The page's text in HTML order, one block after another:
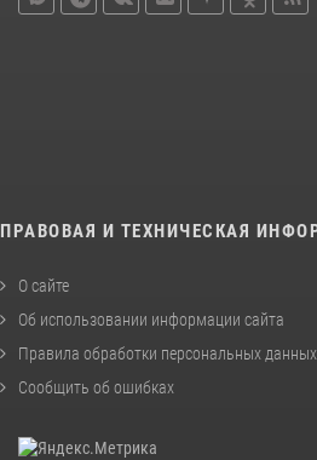
ПРАВОВАЯ И ТЕХНИЧЕСКАЯ
О сайте
Об использовании информации сайта
Правила обработки персональных данных
Сообщить об ошибках